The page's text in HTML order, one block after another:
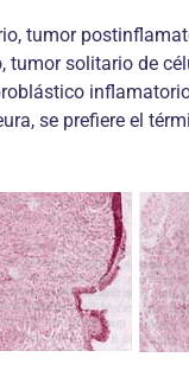
tumor
solitario de
se prefiere el